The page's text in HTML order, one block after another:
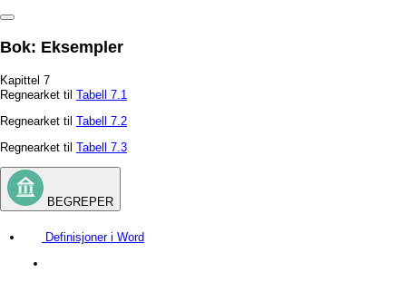
Bok: Eksempler
Kapittel 7
Regnearket til Tabell 7.1
Regnearket til Tabell 7.2
Regnearket til Tabell 7.3
BEGREPER
Definisjoner i Word